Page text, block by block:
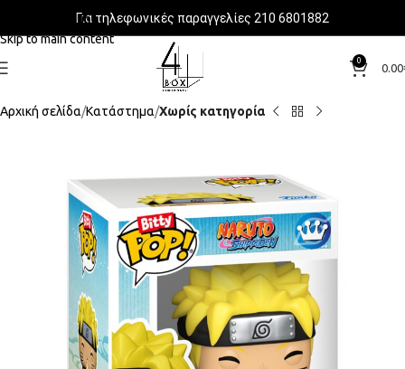
Skip to navigation
Skip to main content
Για τηλεφωνικές παραγγελίες 210 6801882
0
0.00
Αρχική σελίδα Κατάστημα Χωρίς κατηγορία